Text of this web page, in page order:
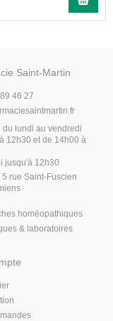
Saint-Martin
46 27
du lundi au vendredi
12h30 et de 14h00 à
jusqu'à 12h30
5 rue Saint-Fuscien
homéopathiques
& laboratoires